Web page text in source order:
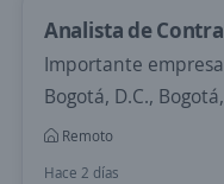
Analista de
Importante
Bogotá, D.C.,
Remoto
Hace 2 días